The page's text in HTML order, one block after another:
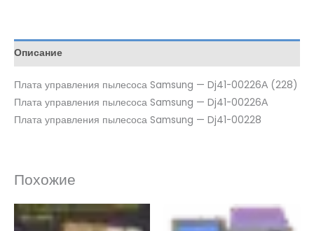
Описание
Плата управления пылесоса Samsung — Dj41-00226А (228)
Плата управления пылесоса Samsung — Dj41-00226А
Плата управления пылесоса Samsung — Dj41-00228
Похожие